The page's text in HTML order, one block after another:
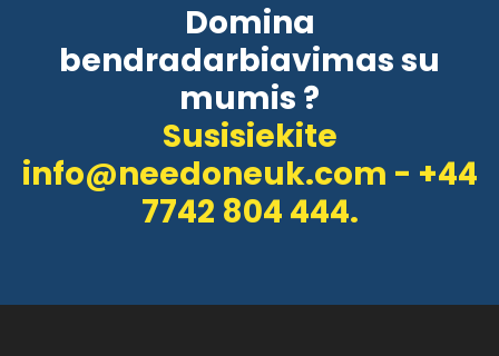
Domina
bendradarbiavimas su
mumis ?
Susisiekite
info@needoneuk.com - +44
7742 804 444.